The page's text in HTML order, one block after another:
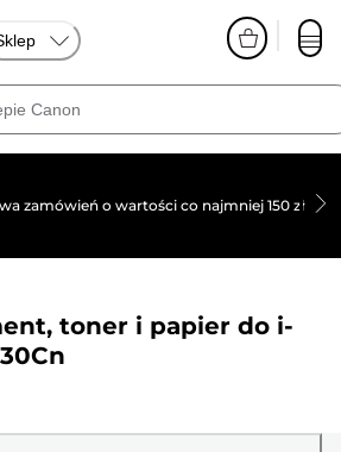
zamówień o wartości co najmniej 150 zł
toner i papier do i-